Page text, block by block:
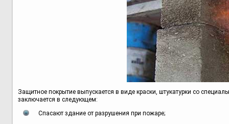
Защитное покрытие выпускается в виде краски, штукатурки со
заключается в следующем:
Спасают здание от разрушения при пожаре;